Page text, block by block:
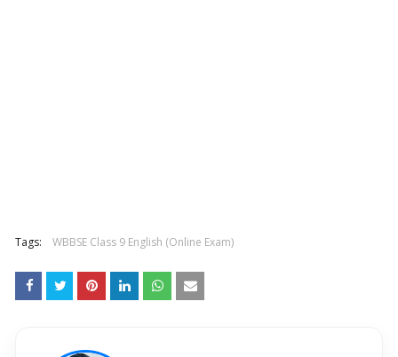
Tags: WBBSE Class 9 English (Online Exam)